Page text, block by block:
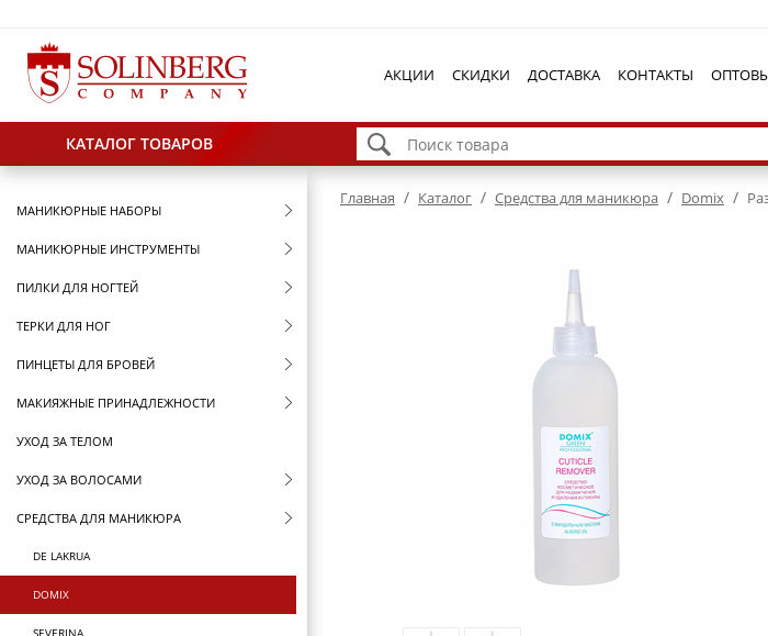
АКЦИИ СКИДКИ ДОСТАВКА КОНТАКТЫ
КАТАЛОГ ТОВАРОВ
МАНИКЮРНЫЕ НАБОРЫ
МАНИКЮРНЫЕ ИНСТРУМЕНТЫ
ПИЛКИ ДЛЯ НОГТЕЙ
ТЕРКИ ДЛЯ НОГ
ПИНЦЕТЫ ДЛЯ БРОВЕЙ
МАКИЯЖНЫЕ ПРИНАДЛЕЖНОСТИ
УХОД ЗА ТЕЛОМ
УХОД ЗА ВОЛОСАМИ
СРЕДСТВА ДЛЯ МАНИКЮРА
DE LAKRUA
DOMIX
SEVERINA
Главная / Каталог / Средства для маникюра / Domix /